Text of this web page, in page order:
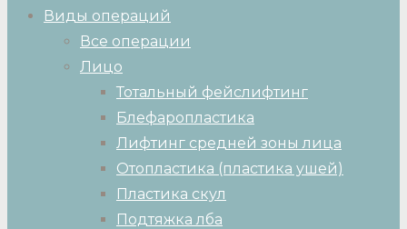
Виды операций
Все операции
Лицо
Тотальный фейслифтинг
Блефаропластика
Лифтинг средней зоны лица
Отопластика (пластика ушей)
Пластика скул
Подтяжка лба